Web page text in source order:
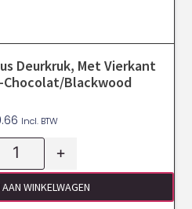
Deurkruk, Met Vierkant
Blackwood
Incl. BTW
+
WINKELWAGEN